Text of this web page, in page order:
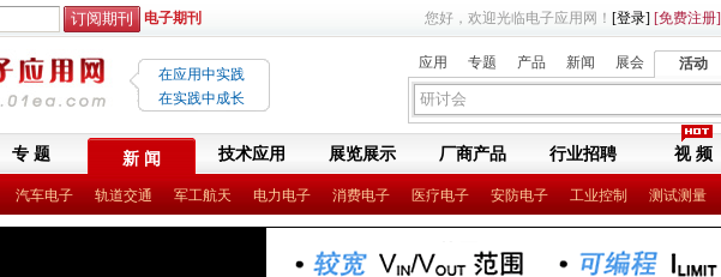
电子期刊 您好，欢迎光临电子应用网！ [登录] [免费注册]
在应用中实践
在实践中成长
应用 专题 产品 新闻 展会 活动
专 题 新 闻 技术应用 展览展示 厂商产品 行业招聘 视 频
汽车电子 轨道交通 军工航天 电力电子 消费电子 医疗电子 安防电子 工业控制 测试测量